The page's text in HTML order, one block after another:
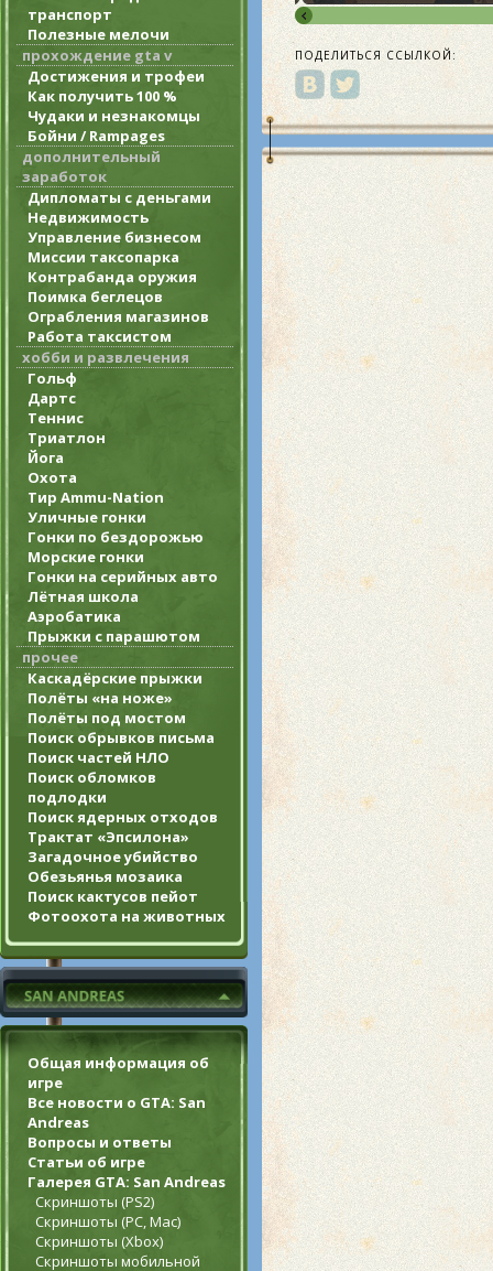
транспорт
Полезные мелочи
прохождение gta v
Достижения и трофеи
Как получить 100 %
Чудаки и незнакомцы
Бойни / Rampages
дополнительный
заработок
Дипломаты с деньгами
Недвижимость
Управление бизнесом
Миссии таксопарка
Контрабанда оружия
Поимка беглецов
Ограбления магазинов
Работа таксистом
хобби и развлечения
Гольф
Дартс
Теннис
Триатлон
Йога
Охота
Тир Ammu-Nation
Уличные гонки
Гонки по бездорожью
Морские гонки
Гонки на серийных авто
Лётная школа
Аэробатика
Прыжки с парашютом
прочее
Каскадёрские прыжки
Полёты «на ноже»
Полёты под мостом
Поиск обрывков письма
Поиск частей НЛО
Поиск обломков
подлодки
Поиск ядерных отходов
Трактат «Эпсилона»
Загадочное убийство
Обезьянья мозаика
Поиск кактусов пейот
Фотоохота на животных
Общая информация об
игре
Все новости о GTA: San
Andreas
Вопросы и ответы
Статьи об игре
Галерея GTA: San Andreas
Скриншоты (PS2)
Скриншоты (PC, Mac)
Скриншоты (Xbox)
Скриншоты мобильной
ПОДЕЛИТЬСЯ ССЫЛКОЙ: